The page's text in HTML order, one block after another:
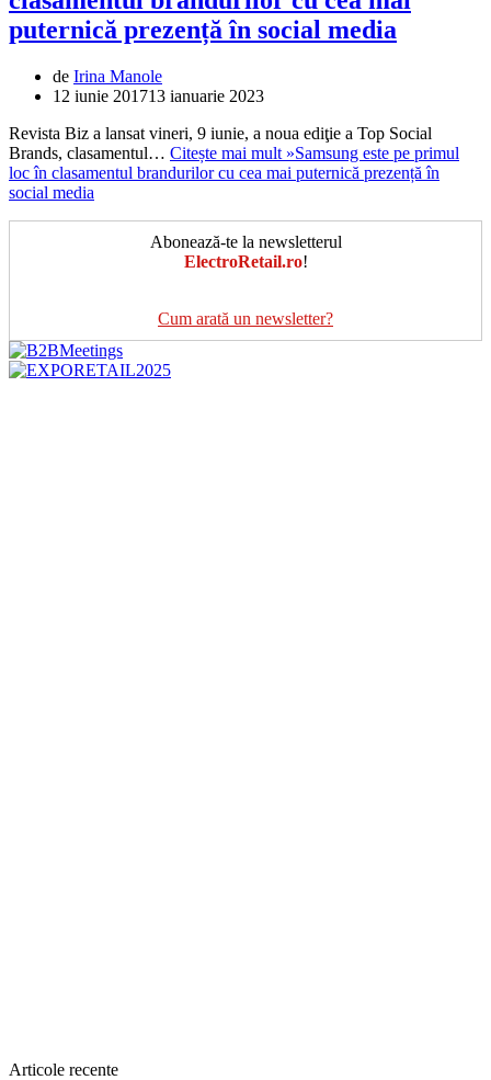
puternică prezență în social media
de Irina Manole
12 iunie 201713 ianuarie 2023
Revista Biz a lansat vineri, 9 iunie, a noua ediţie a Top Social
Brands, clasamentul… Citește mai mult »Samsung este pe primul
loc în clasamentul brandurilor cu cea mai puternică prezență în
social media
Abonează-te la newsletterul
ElectroRetail.ro!
Cum arată un newsletter?
Articole recente